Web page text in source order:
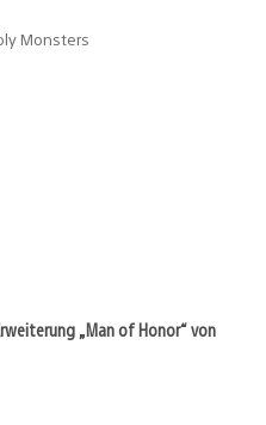
Monsters
„Man of Honor“ von